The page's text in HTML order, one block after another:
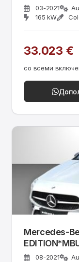
03-2021
165 kW
33.023 €
со всеми
Mercedes-
08-2021